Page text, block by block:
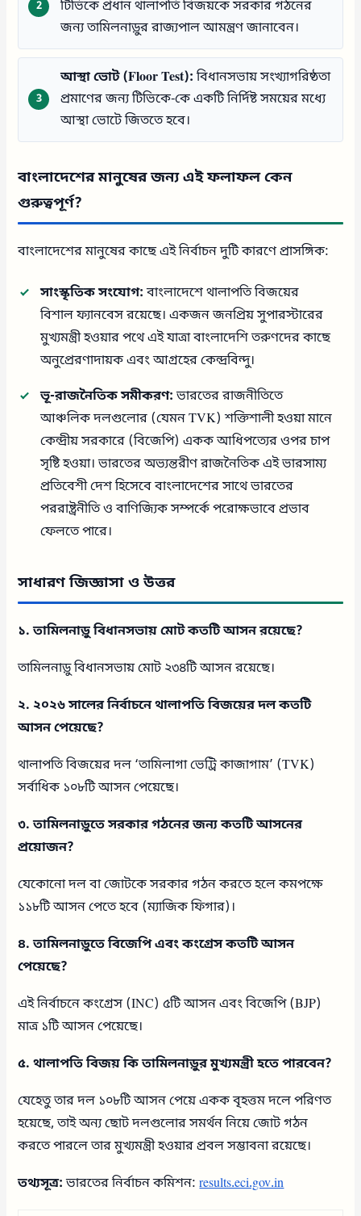
টিভিকে প্রধান থালাপতি বিজয়কে সরকার গঠনের
জন্য তামিলনাড়ুর রাজ্যপাল আমন্ত্রণ জানাবেন।
আস্থা ভোট (Floor Test):বিধানসভায় সংখ্যাগরিষ্ঠতা
প্রমাণের জন্য টিভিকে-কে একটি নির্দিষ্ট সময়ের মধ্যে
আস্থা ভোটে জিততে হবে।
বাংলাদেশের মানুষের জন্য এই ফলাফল কেন
গুরুত্বপূর্ণ?
বাংলাদেশের মানুষের কাছে এই নির্বাচন দুটি কারণে প্রাসঙ্গিক:
সাংস্কৃতিক সংযোগ:বাংলাদেশে থালাপতি বিজয়ের
বিশাল ফ্যানবেস রয়েছে। একজন জনপ্রিয় সুপারস্টারের
মুখ্যমন্ত্রী হওয়ার পথে এই যাত্রা বাংলাদেশি তরুণদের কাছে
অনুপ্রেরণাদায়ক এবং আগ্রহের কেন্দ্রবিন্দু।
ভূ-রাজনৈতিক সমীকরণ:ভারতের রাজনীতিতে
আঞ্চলিক দলগুলোর (যেমন TVK) শক্তিশালী হওয়া মানে
কেন্দ্রীয় সরকারে (বিজেপি) একক আধিপত্যের ওপর চাপ
সৃষ্টি হওয়া। ভারতের অভ্যন্তরীণ রাজনৈতিক এই ভারসাম্য
প্রতিবেশী দেশ হিসেবে বাংলাদেশের সাথে ভারতের
পররাষ্ট্রনীতি ও বাণিজ্যিক সম্পর্কে পরোক্ষভাবে প্রভাব
ফেলতে পারে।
সাধারণ জিজ্ঞাসা ও উত্তর
১. তামিলনাড়ু বিধানসভায় মোট কতটি আসন রয়েছে?
তামিলনাড়ু বিধানসভায় মোট ২৩৪টি আসন রয়েছে।
২. ২০২৬ সালের নির্বাচনে থালাপতি বিজয়ের দল কতটি
আসন পেয়েছে?
থালাপতি বিজয়ের দল ‘তামিলাগা ভেট্রি কাজাগাম’ (TVK)
সর্বাধিক ১০৮টি আসন পেয়েছে।
৩. তামিলনাড়ুতে সরকার গঠনের জন্য কতটি আসনের
প্রয়োজন?
যেকোনো দল বা জোটকে সরকার গঠন করতে হলে কমপক্ষে
১১৮টি আসন পেতে হবে (ম্যাজিক ফিগার)।
৪. তামিলনাড়ুতে বিজেপি এবং কংগ্রেস কতটি আসন
পেয়েছে?
এই নির্বাচনে কংগ্রেস (INC) ৫টি আসন এবং বিজেপি (BJP)
মাত্র ১টি আসন পেয়েছে।
৫. থালাপতি বিজয় কি তামিলনাড়ুর মুখ্যমন্ত্রী হতে পারবেন?
যেহেতু তার দল ১০৮টি আসন পেয়ে একক বৃহত্তম দলে পরিণত
হয়েছে, তাই অন্য ছোট দলগুলোর সমর্থন নিয়ে জোট গঠন
করতে পারলে তার মুখ্যমন্ত্রী হওয়ার প্রবল সম্ভাবনা রয়েছে।
তথ্যসূত্র:ভারতের নির্বাচন কমিশন:results.eci.gov.in